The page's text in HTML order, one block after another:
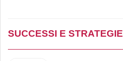
SUCCESSI E STRATEGIE